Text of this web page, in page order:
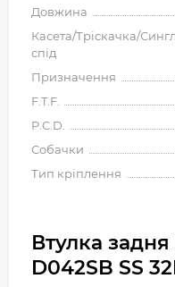
Довжина
Касета/Тріскачка/Сингл
спід
Призначення
F.T.F.
P.C.D.
Собачки
Тип кріплення
Втулка
D042SB SS